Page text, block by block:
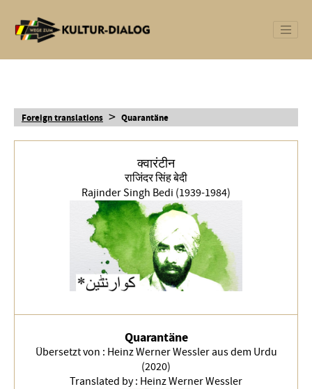
Foreign translations > Quarantäne
क्वारंटीन
राजिंदर सिंह बेदी
Rajinder Singh Bedi (1939-1984)
Quarantäne
Übersetzt von : Heinz Werner Wessler aus dem Urdu
(2020)
Translated by : Heinz Werner Wessler